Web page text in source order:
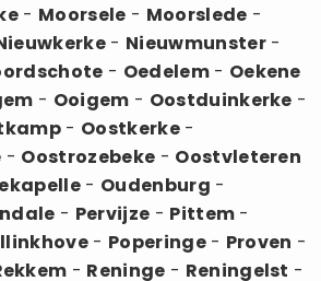
- Moorsele - Moorslede -
- Nieuwmunster-
- Oedelem- Oekene
- Ooigem - Oostduinkerke -
- Oostkerke-
- Oostrozebeke - Oostvleteren
- Oudenburg -
- Pervijze - Pittem -
- Poperinge- Proven -
- Reninge - Reningelst -